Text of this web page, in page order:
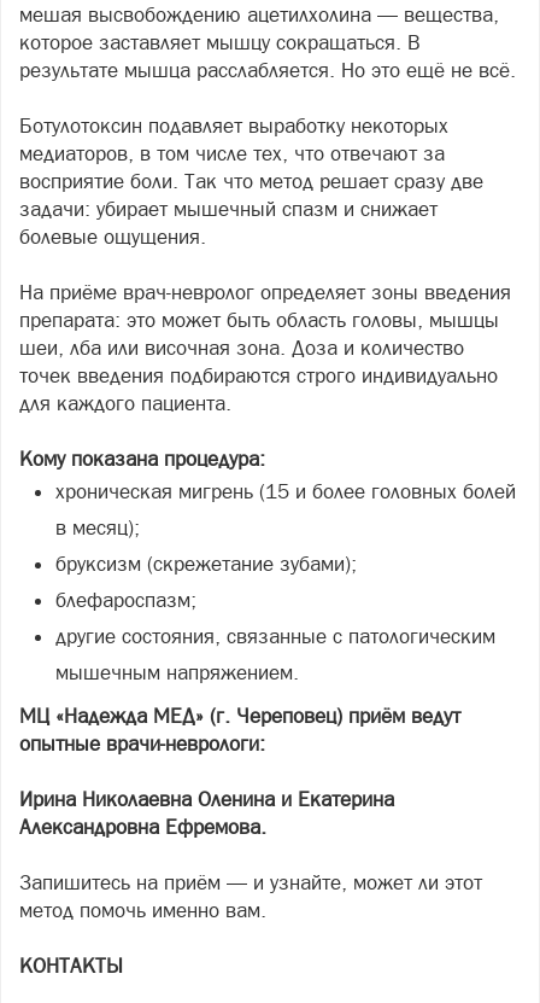
мешая высвобождению ацетилхолина — вещества,
которое заставляет мышцу сокращаться. В
результате мышца расслабляется. Но это ещё не всё.
Ботулотоксин подавляет выработку некоторых
медиаторов, в том числе тех, что отвечают за
восприятие боли. Так что метод решает сразу две
задачи: убирает мышечный спазм и снижает
болевые ощущения.
На приёме врач-невролог определяет зоны введения
препарата: это может быть область головы, мышцы
шеи, лба или височная зона. Доза и количество
точек введения подбираются строго индивидуально
для каждого пациента.
Кому показана процедура:
хроническая мигрень (15 и более головных болей
в месяц);
бруксизм (скрежетание зубами);
блефароспазм;
другие состояния, связанные с патологическим
мышечным напряжением.
МЦ «Надежда МЕД» (г. Череповец) приём ведут
опытные врачи-неврологи:
Ирина Николаевна Оленина и Екатерина
Александровна Ефремова.
Запишитесь на приём — и узнайте, может ли этот
метод помочь именно вам.
КОНТАКТЫ